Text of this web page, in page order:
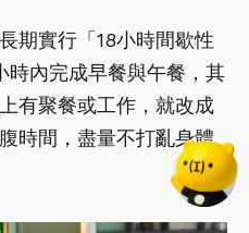
期實行「18小時間歇性
時內完成早餐與午餐，其
有聚餐或工作，就改成
時間，盡量不打亂身體